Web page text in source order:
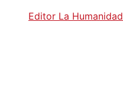
Editor La Humanidad